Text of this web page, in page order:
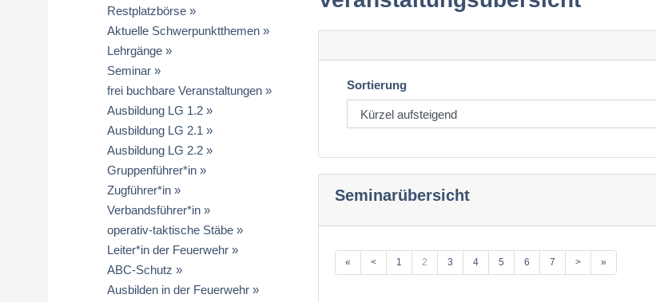
Restplatzbörse
Aktuelle Schwerpunktthemen
Lehrgänge
Seminar
frei buchbare Veranstaltungen
Ausbildung LG 1.2
Ausbildung LG 2.1
Ausbildung LG 2.2
Gruppenführer*in
Zugführer*in
Verbandsführer*in
operativ-taktische Stäbe
Leiter*in der Feuerwehr
ABC-Schutz
Ausbilden in der Feuerwehr
Sortierung
Seminarübersicht
« < 1 2 3 4 5 6 7 > »